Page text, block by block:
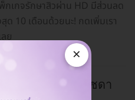
เกจรักษาสิวผ่าน HD มีส่วนลด
10 เดือนด้วยนะ! กดเพิ่มเรา
ย
สาขากรุงเทพ รัชดา
×